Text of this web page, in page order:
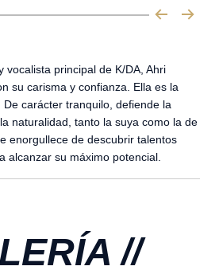
vocalista principal de K/DA, Ahri
su carisma y confianza. Ella es la
carácter tranquilo, defiende la
naturalidad, tanto la suya como la de
enorgullece de descubrir talentos
alcanzar su máximo potencial.
//